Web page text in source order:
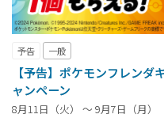
予告 一般
【予告】ポケモンフレンダ
ャンペーン
8月11日（火） ～ 9月7日（月）